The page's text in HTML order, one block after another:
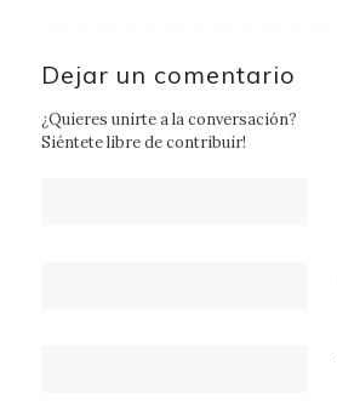
Dejar un comentario
¿Quieres unirte a la conversación?
Siéntete libre de contribuir!